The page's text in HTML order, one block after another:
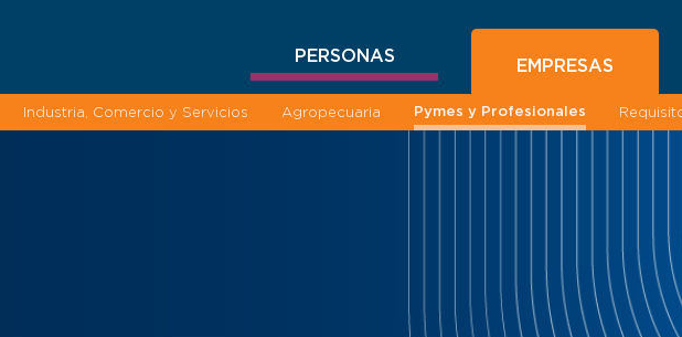
PERSONAS
EMPRESAS
Industria, Comercio y Servicios Agropecuaria Pymes y Profesionales